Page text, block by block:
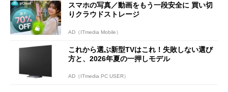
スマホの写真／動画をもう一段安全に 買い切
りクラウドストレージ
AD（ITmedia Mobile）
これから選ぶ新型TVはこれ！失敗しない選び
方と、2026年夏の一押しモデル
AD（ITmedia PC USER）